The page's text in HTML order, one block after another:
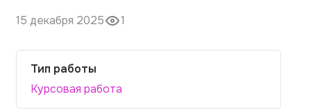
15 декабря 2025 1
Тип работы
Курсовая работа